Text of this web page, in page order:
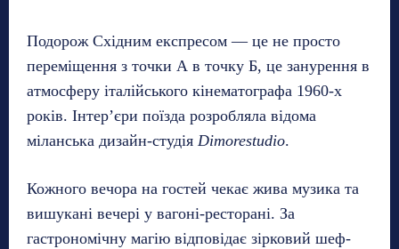
Подорож Східним експресом — це не просто
переміщення з точки А в точку Б, це занурення в
атмосферу італійського кінематографа 1960-х
років. Інтер’єри поїзда розробляла відома
міланська дизайн-студія Dimorestudio.
Кожного вечора на гостей чекає жива музика та
вишукані вечері у вагоні-ресторані. За
гастрономічну магію відповідає зірковий шеф-